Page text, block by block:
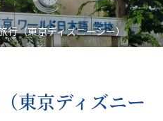
简体）
行（東京ディズニーシー）
東京ディズニー